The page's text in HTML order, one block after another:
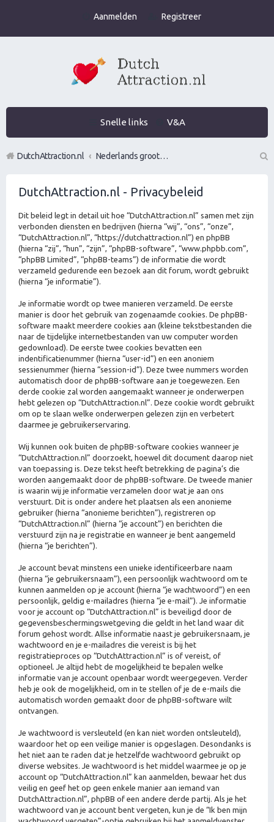
Aanmelden Registreer
Snelle links V&A
DutchAttraction.nl
Nederlands grootste Dutch Attraction, Lifestyle, Vrouwen versieren en Pick-Up (PUA) Forum
DutchAttraction.nl - Privacybeleid
Dit beleid legt in detail uit hoe “DutchAttraction.nl” samen met zijn
verbonden diensten en bedrijven (hierna “wij”, “ons”, “onze”,
“DutchAttraction.nl”, “https://dutchattraction.nl”) en phpBB
(hierna “zij”, “hun”, “zijn”, “phpBB-software”, “www.phpbb.com”,
“phpBB Limited”, “phpBB-teams”) de informatie die wordt
verzameld gedurende een bezoek aan dit forum, wordt gebruikt
(hierna “je informatie”).
Je informatie wordt op twee manieren verzameld. De eerste
manier is door het gebruik van zogenaamde cookies. De phpBB-
software maakt meerdere cookies aan (kleine tekstbestanden die
naar de tijdelijke internetbestanden van uw computer worden
gedownload). De eerste twee cookies bevatten een
indentificatienummer (hierna “user-id”) en een anoniem
sessienummer (hierna “session-id”). Deze twee nummers worden
automatisch door de phpBB-software aan je toegewezen. Een
derde cookie zal worden aangemaakt wanneer je onderwerpen
hebt gelezen op “DutchAttraction.nl”. Deze cookie wordt gebruikt
om op te slaan welke onderwerpen gelezen zijn en verbetert
daarmee je gebruikerservaring.
Wij kunnen ook buiten de phpBB-software cookies wanneer je
“DutchAttraction.nl” doorzoekt, hoewel dit document daarop niet
van toepassing is. Deze tekst heeft betrekking de pagina’s die
worden aangemaakt door de phpBB-software. De tweede manier
is waarin wij je informatie verzamelen door wat je aan ons
verstuurt. Dit is onder andere het plaatsen als een anonieme
gebruiker (hierna “anonieme berichten”), registreren op
“DutchAttraction.nl” (hierna “je account”) en berichten die
verstuurd zijn na je registratie en wanneer je bent aangemeld
(hierna “je berichten”).
Je account bevat minstens een unieke identificeerbare naam
(hierna “je gebruikersnaam”), een persoonlijk wachtwoord om te
kunnen aanmelden op je account (hierna “je wachtwoord”) en een
persoonlijk, geldig e-mailadres (hierna “je e-mail”). Je informatie
voor je account op “DutchAttraction.nl” is beveiligd door de
gegevensbeschermingswetgeving die geldt in het land waar dit
forum gehost wordt. Allse informatie naast je gebruikersnaam, je
wachtwoord en je e-mailadres die vereist is bij het
registratieproces op “DutchAttraction.nl” is of vereist, of
optioneel. Je altijd hebt de mogelijkheid te bepalen welke
informatie van je account openbaar wordt weergegeven. Verder
heb je ook de mogelijkheid, om in te stellen of je de e-mails die
automatisch worden gemaakt door de phpBB-software wilt
ontvangen.
Je wachtwoord is versleuteld (en kan niet worden ontsleuteld),
waardoor het op een veilige manier is opgeslagen. Desondanks is
het niet aan te raden dat je hetzelfde wachtwoord gebruikt op
diverse websites. Je wachtwoord is het middel waarmee je op je
account op “DutchAttraction.nl” kan aanmelden, bewaar het dus
veilig en geef het op geen enkele manier aan iemand van
DutchAttraction.nl”, phpBB of een andere derde partij. Als je het
wachtwoord van je account bent vergeten, kun je de “Ik ben mijn